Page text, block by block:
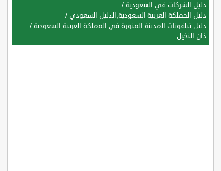
دليل الشركات في السعودية /
دليل المملكة العربية السعودية,الدليل السعودي /
دليل تيلفونات المدينة المنورة في المملكة العربية السعودية /
ذان النخيل